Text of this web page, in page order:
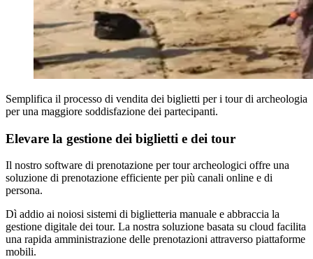
Semplifica il processo di vendita dei biglietti per i tour di archeologia
per una maggiore soddisfazione dei partecipanti.
Elevare la gestione dei biglietti e dei tour
Il nostro software di prenotazione per tour archeologici offre una
soluzione di prenotazione efficiente per più canali online e di
persona.
Dì addio ai noiosi sistemi di biglietteria manuale e abbraccia la
gestione digitale dei tour. La nostra soluzione basata su cloud facilita
una rapida amministrazione delle prenotazioni attraverso piattaforme
mobili.